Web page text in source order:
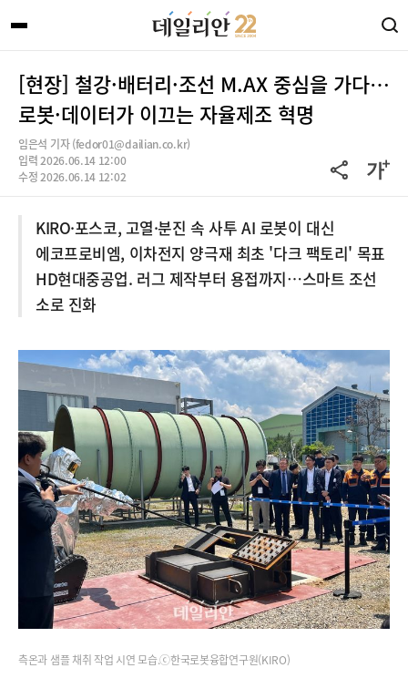
[현장] 철강·배터리·조선 M.AX 중심을 가다…
로봇·데이터가 이끄는 자율제조 혁명
임은석 기자 (fedor01@dailian.co.kr)
입력 2026.06.14 12:00
수정 2026.06.14 12:02
KIRO·포스코, 고열·분진 속 사투 AI 로봇이 대신
에코프로비엠, 이차전지 양극재 최초 '다크 팩토리' 목표
HD현대중공업. 러그 제작부터 용접까지…스마트 조선
소로 진화
측온과 샘플 채취 작업 시연 모습.ⓒ한국로봇융합연구원(KIRO)